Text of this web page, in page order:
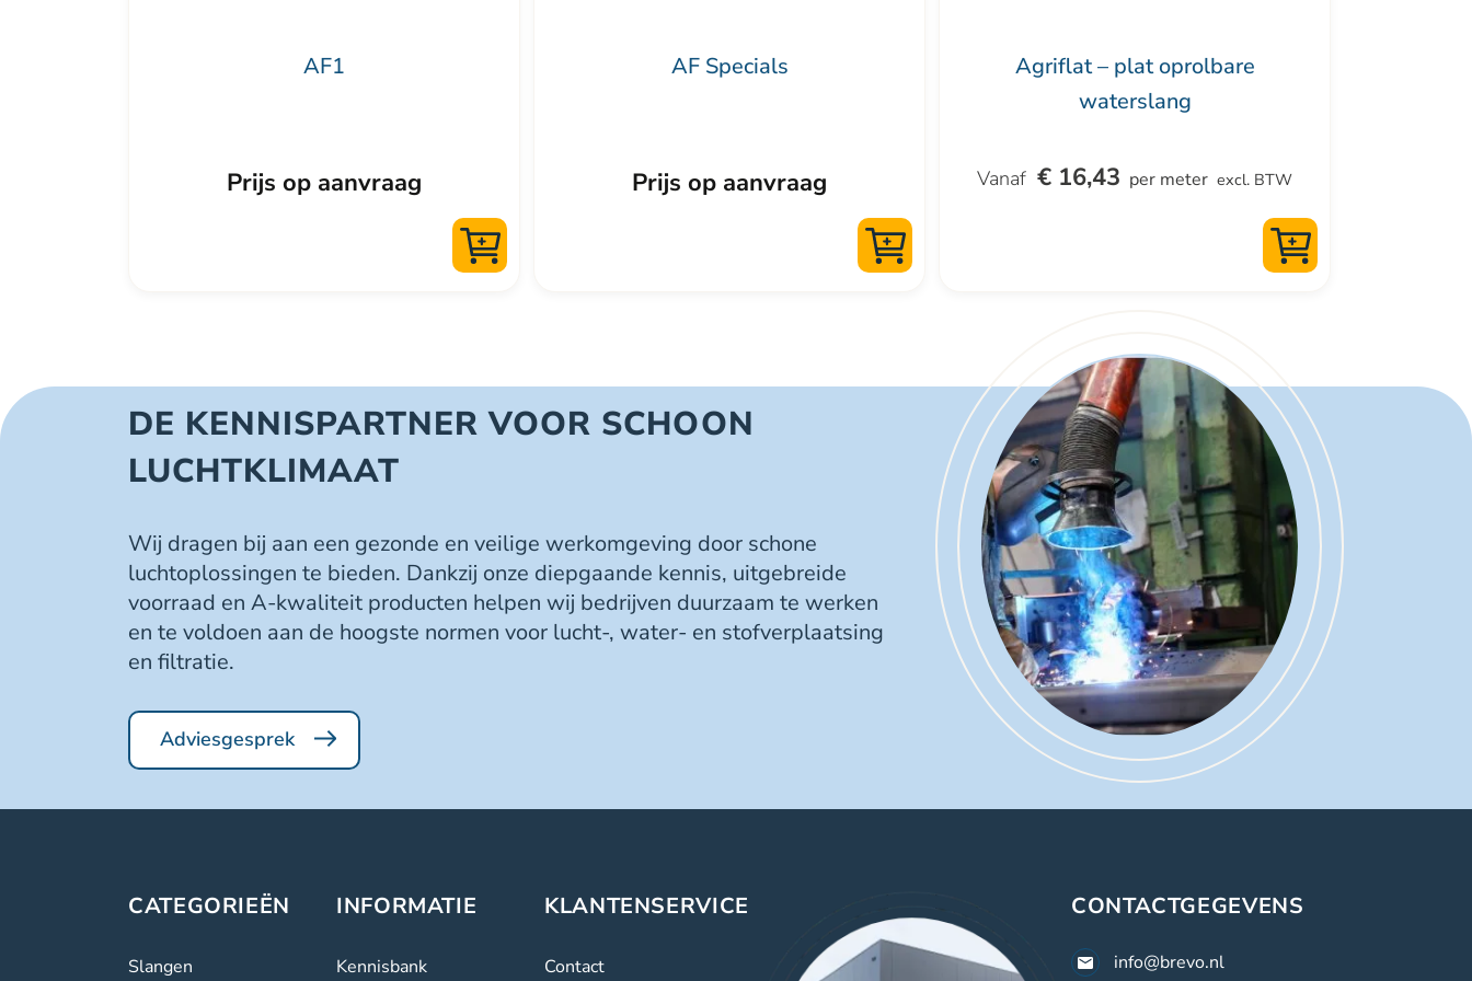
AF1
Prijs op aanvraag
AF Specials
Prijs op aanvraag
Agriflat – plat oprolbare
waterslang
€ 16,43 per meter excl. BTW
DE KENNISPARTNER VOOR SCHOON
LUCHTKLIMAAT
Wij dragen bij aan een gezonde en veilige werkomgeving door schone
luchtoplossingen te bieden. Dankzij onze diepgaande kennis, uitgebreide
voorraad en A-kwaliteit producten helpen wij bedrijven duurzaam te werken
en te voldoen aan de hoogste normen voor lucht-, water- en stofverplaatsing
en filtratie.
Adviesgesprek
CATEGORIEËN
Slangen
INFORMATIE
Kennisbank
KLANTENSERVICE
Contact
CONTACTGEGEVENS
info@brevo.nl